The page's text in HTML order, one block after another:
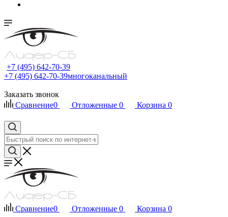
+7 (495) 642-70-39
+7 (495) 642-70-39многоканальный
Заказать звонок
Сравнение0 Отложенные 0 Корзина 0
Сравнение0 Отложенные 0 Корзина 0